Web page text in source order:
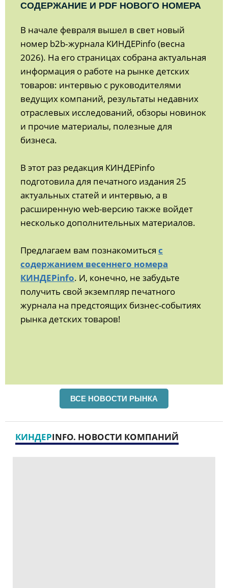
СОДЕРЖАНИЕ И PDF НОВОГО НОМЕРА
В начале февраля вышел в свет новый
номер b2b‑журнала КИНДЕРinfo (весна
2026). На его страницах собрана актуальная
информация о работе на рынке детских
товаров: интервью с руководителями
ведущих компаний, результаты недавних
отраслевых исследований, обзоры новинок
и прочие материалы, полезные для
бизнеса.
В этот раз редакция КИНДЕРinfo
подготовила для печатного издания 25
актуальных статей и интервью, а в
расширенную web-версию также войдет
несколько дополнительных материалов.
Предлагаем вам познакомиться с
содержанием весеннего номера
КИНДЕРinfo. И, конечно, не забудьте
получить свой экземпляр печатного
журнала на предстоящих бизнес-событиях
рынка детских товаров!
ВСЕ НОВОСТИ РЫНКА
КИНДЕРINFO. НОВОСТИ КОМПАНИЙ